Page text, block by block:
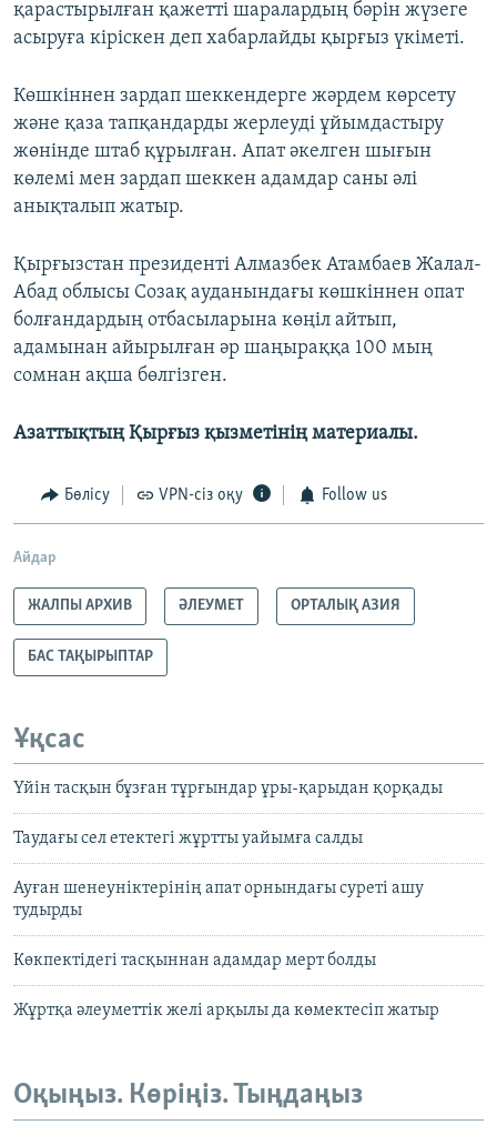
қарастырылған қажетті шаралардың бәрін жүзеге
асыруға кіріскен деп хабарлайды қырғыз үкіметі.
Көшкіннен зардап шеккендерге жәрдем көрсету
және қаза тапқандарды жерлеуді ұйымдастыру
жөнінде штаб құрылған. Апат әкелген шығын
көлемі мен зардап шеккен адамдар саны әлі
анықталып жатыр.
Қырғызстан президенті Алмазбек Атамбаев Жалал-
Абад облысы Созақ ауданындағы көшкіннен опат
болғандардың отбасыларына көңіл айтып,
адамынан айырылған әр шаңыраққа 100 мың
сомнан ақша бөлгізген.
Азаттықтың Қырғыз қызметінің материалы.
Бөлісу VPN-сіз оқу Follow us
Айдар
ЖАЛПЫ АРХИВ ӘЛЕУМЕТ ОРТАЛЫҚ АЗИЯ
БАС ТАҚЫРЫПТАР
Ұқсас
Үйін тасқын бұзған тұрғындар ұры-қарыдан қорқады
Таудағы сел етектегі жұртты уайымға салды
Ауған шенеуніктерінің апат орнындағы суреті ашу
тудырды
Көкпектідегі тасқыннан адамдар мерт болды
Жұртқа әлеуметтік желі арқылы да көмектесіп жатыр
Оқыңыз. Көріңіз. Тыңдаңыз